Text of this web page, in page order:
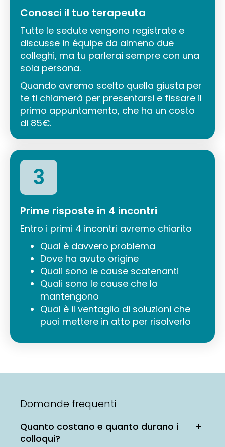
Conosci il tuo terapeuta
Tutte le sedute vengono registrate e
discusse in équipe da almeno due
colleghi, ma tu parlerai sempre con una
sola persona.
Quando avremo scelto quella giusta per
te ti chiamerà per presentarsi e fissare il
primo appuntamento, che ha un costo
di 85€.
3
Prime risposte in 4 incontri
Entro i primi 4 incontri avremo chiarito
Qual è davvero problema
Dove ha avuto origine
Quali sono le cause scatenanti
Quali sono le cause che lo
mantengono
Qual è il ventaglio di soluzioni che
puoi mettere in atto per risolverlo
Domande frequenti
Quanto costano e quanto durano i
colloqui?